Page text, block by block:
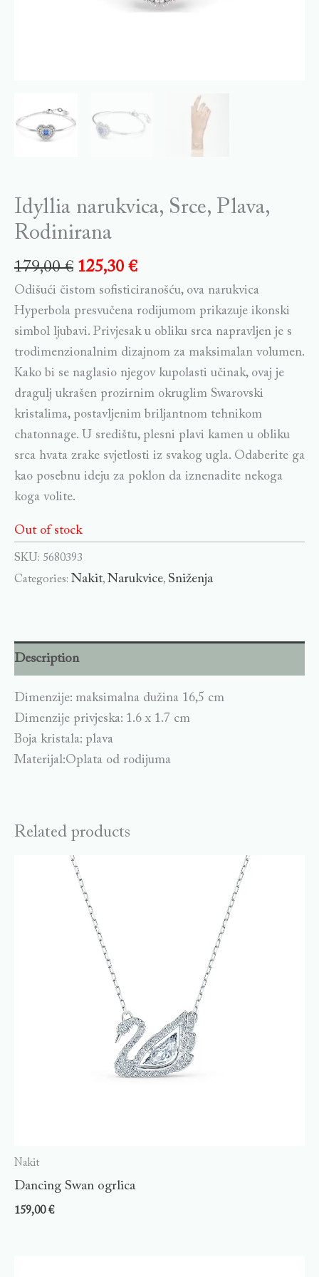
Idyllia narukvica, Srce, Plava,
Rodinirana
179,00€ 125,30 €
Odišući čistom sofisticiranošću, ova narukvica
Hyperbola presvučena rodijumom prikazuje ikonski
simbol ljubavi. Privjesak u obliku srca napravljen je s
trodimenzionalnim dizajnom za maksimalan volumen.
Kako bi se naglasio njegov kupolasti učinak, ovaj je
dragulj ukrašen prozirnim okruglim Swarovski
kristalima, postavljenim briljantnom tehnikom
chatonnage. U središtu, plesni plavi kamen u obliku
srca hvata zrake svjetlosti iz svakog ugla. Odaberite ga
kao posebnu ideju za poklon da iznenadite nekoga
koga volite.
Out of stock
SKU: 5680393
Categories: Nakit, Narukvice, Sniženja
Description
Dimenzije: maksimalna dužina 16,5 cm
Dimenzije privjeska: 1.6 x 1.7 cm
Boja kristala: plava
Materijal:Oplata od rodijuma
Related products
Nakit
Dancing Swan ogrlica
159,00€